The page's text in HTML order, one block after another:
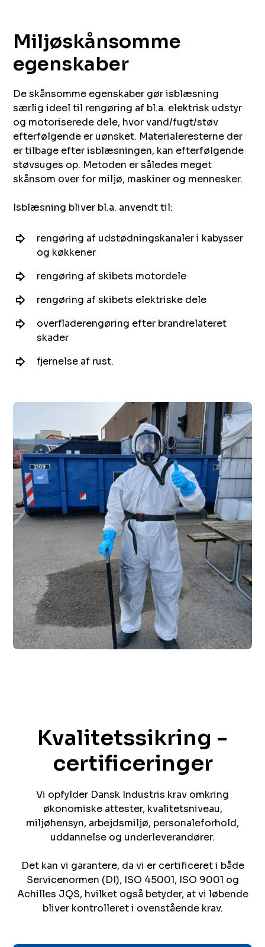
Miljøskånsomme
egenskaber
De skånsomme egenskaber gør isblæsning
særlig ideel til rengøring af bl.a. elektrisk udstyr
og motoriserede dele, hvor vand/fugt/støv
efterfølgende er uønsket. Materialeresterne der
er tilbage efter isblæsningen, kan efterfølgende
støvsuges op. Metoden er således meget
skånsom over for miljø, maskiner og mennesker.
Isblæsning bliver bl.a. anvendt til:
rengøring af udstødningskanaler i kabysser
og køkkener
rengøring af skibets motordele
rengøring af skibets elektriske dele
overfladerengøring efter brandrelateret
skader
fjernelse af rust.​​​‌ ‍ ​‍​‍‌‍ ‌ ​‍‌‍‍‌‌‍‌ ‌‍‍‌‌‍ ‍​‍​‍​ ‍‍​‍​‍‌ ​ ‌‍​‌‌‍ ‍‌‍‍‌‌ ‌​‌ ‍‌​‍ ‍‌‍‍‌‌‍ ​‍​‍​‍ ​​‍​‍‌‍‍​‌ ​‍‌‍‌‌‌‍‌‍​‍​‍​ ‍‍​‍​‍​‍ ‌ ​ ‌ ‌​‌ ‌‌‌‍‌​‌‍‍‌‌‍ ​‍ ‌‍‍‌‌‍ ‍‌ ‌​‌‍‌‌‌‍ ‍‌ ‌​​‍ ‌‍‌‌‌‍‌​‌‍‍‌‌ ‌​​‍ ‌‍ ‌‌‍ ‌‍‌​‌‍‌‌​ ‌‌ ​​‌ ​‍‌‍‌‌‌ ​ ‌‍‌‌‌‍ ‍‌ ‌​‌‍​‌‌ ‌​‌‍‍‌‌‍ ‌‍ ‍​ ‍ ‌‍‍‌‌‍‌​​ ‌​ ​ ​ ‌‌‌‍​‌‌‍​ ​ ​ ​ ‍‌​ ‍​​ ‍‌​‍ ‌​ ​ ‌‍​‌​ ‍​​ ​ ​‍ ‌​ ‌​​ ​‍‌‍​‌​ ‌‌​‍ ‌‌‍​‍‌‍​ ‌‍‌‍​ ‌ ​‍ ‌​ ‌ ‌‍‌​‌‍‌‌‌‍​‌​ ‍‌​ ‍‌​ ‍​‌‍​ ‌‍‌​​ ​ ​ ‌ ​ ‌‍​ ‍ ‌ ‌​‌ ‍‌‌ ​​‌‍‌‌​ ‌‌ ​ ‌‍‍‌‌ ‌​‌‍‌‌‌‌​​‌‍​‌‌‍‌ ‌‍‌‌​ ‍ ‌ ​​‌‍​‌‌ ‌​‌‍‍​​ ‌‌ ​​‌‍​‌‌‍‌ ‌‍‌‌‌​​‍‌ ‌‌‌‍‍‌‌‍ ​‌‍‌​‌‍‌‌‌ ​‍​‍‌‌​ ‌‌‌​​‍‌‌ ‌‍‍ ‌‍‌‌‌ ‍‌​‍‌‌​ ​ ‌​‌​​‍‌‌​ ​ ‌​‌​​‍‌‌​ ​‍​ ​‍​ ‌‍‌‍​ ​ ​‌​ ‌‌​ ‌‌‌‍​ ​ ‌‍​ ​​‌‍​‍​ ​ ​ ‌ ‌‍​‍​‍‌‌​ ​‍​ ​‍​‍‌‌​ ‌‌‌​‌​​‍ ‍‌ ​ ‌ ‌‌‌‍​‍‌ ‌​‌‍‍‌‌ ‌​‌‍ ​‌‍‌‌​ ‌‍​‍‌‍​‌‌ ​ ‌‍‌‌‌‌‌‌‌ ​‍‌‍ ​​ ‌​‍‌‌​ ​‍‌​‌‍‌ ​ ‌ ‌​‌ ‌‌‌‍‌​‌‍‍‌‌‍ ​‍‌‍‌‍‍‌‌‍‌​​ ‌​ ​ ​ ‌‌‌‍​‌‌‍​ ​ ​ ​ ‍‌​ ‍​​ ‍‌​‍ ‌​ ​ ‌‍​‌​ ‍​​ ​ ​‍ ‌​ ‌​​ ​‍‌‍​‌​ ‌‌​‍ ‌‌‍​‍‌‍​ ‌‍‌‍​ ‌ ​‍ ‌​ ‌ ‌‍‌​‌‍‌‌‌‍​‌​ ‍‌​ ‍‌​ ‍​‌‍​ ‌‍‌​​ ​ ​ ‌ ​ ‌‍​‍‌‍‌ ‌​‌ ‍‌‌ ​​‌‍‌‌​ ‌‌ ​ ‌‍‍‌‌ ‌​‌‍‌‌‌‌​​‌‍​‌‌‍‌ ‌‍‌‌​‍‌‍‌ ​​‌‍​‌‌ ‌​‌‍‍​​ ‌‌ ​​‌‍​‌‌‍‌ ‌‍‌‌‌​​‍‌ ‌‌‌‍‍‌‌‍ ​‌‍‌​‌‍‌‌‌ ​‍​‍‌‌​ ‌‌‌​​‍‌‌ ‌‍‍ ‌‍‌‌‌ ‍‌​‍‌‌​ ​ ‌​‌​​‍‌‌​ ​ ‌​‌​​‍‌‌​ ​‍​ ​‍​ ‌‍‌‍​ ​ ​‌​ ‌‌​ ‌‌‌‍​ ​ ‌‍​ ​​‌‍​‍​ ​ ​ ‌ ‌‍​‍​‍‌‌​ ​‍​ ​‍​‍‌‌​ ‌‌‌​‌​​‍ ‍‌ ​ ‌ ‌‌‌‍​‍‌ ‌​‌‍‍‌‌ ‌​‌‍ ​‌‍‌‌​‍‌‍‌ ​​‌‍‌‌‌ ​‍‌ ​ ‌ ​​‌‍‌‌‌‍​ ‌ ‌​‌‍‍‌‌ ‌‍‌‍‌‌​ ‌‌ ​​‌ ‌‌‌‍​‍‌‍ ​‌‍‍‌‌ ​ ‌‍‍​‌‍‌‌‌‍‌​​‍​‍‌ ‌
Kvalitetssikring -
certificeringer​​​​‌ ‍ ​‍​‍‌‍ ‌ ​‍‌‍‍‌‌‍‌ ‌‍‍‌‌‍ ‍​‍​‍​ ‍‍​‍​‍‌ ​ ‌‍​‌‌‍ ‍‌‍‍‌‌ ‌​‌ ‍‌​‍ ‍‌‍‍‌‌‍ ​‍​‍​‍ ​​‍​‍‌‍‍​‌ ​‍‌‍‌‌‌‍‌‍​‍​‍​ ‍‍​‍​‍​‍ ‌ ​ ‌ ‌​‌ ‌‌‌‍‌​‌‍‍‌‌‍ ​‍ ‌‍‍‌‌‍ ‍‌ ‌​‌‍‌‌‌‍ ‍‌ ‌​​‍ ‌‍‌‌‌‍‌​‌‍‍‌‌ ‌​​‍ ‌‍ ‌‌‍ ‌‍‌​‌‍‌‌​ ‌‌ ​​‌ ​‍‌‍‌‌‌ ​ ‌‍‌‌‌‍ ‍‌ ‌​‌‍​‌‌ ‌​‌‍‍‌‌‍ ‌‍ ‍​ ‍ ‌‍‍‌‌‍‌​​ ‌​ ​ ​ ‌‌‌‍​‌‌‍​ ​ ​ ​ ‍‌​ ‍​​ ‍‌​‍ ‌​ ​ ‌‍​‌​ ‍​​ ​ ​‍ ‌​ ‌​​ ​‍‌‍​‌​ ‌‌​‍ ‌‌‍​‍‌‍​ ‌‍‌‍​ ‌ ​‍ ‌​ ‌ ‌‍‌​‌‍‌‌‌‍​‌​ ‍‌​ ‍‌​ ‍​‌‍​ ‌‍‌​​ ​ ​ ‌ ​ ‌‍​ ‍ ‌ ‌​‌ ‍‌‌ ​​‌‍‌‌​ ‌‌ ​ ‌‍‍‌‌ ‌​‌‍‌‌‌‌​​‌‍​‌‌‍‌ ‌‍‌‌​ ‍ ‌ ​​‌‍​‌‌ ‌​‌‍‍​​ ‌‌ ​​‌‍​‌‌‍‌ ‌‍‌‌‌​​‍‌ ‌‌‌‍‍‌‌‍ ​‌‍‌​‌‍‌‌‌ ​‍​‍‌‌​ ‌‌‌​​‍‌‌ ‌‍‍ ‌‍‌‌‌ ‍‌​‍‌‌​ ​ ‌​‌​​‍‌‌​ ​ ‌​‌​​‍‌‌​ ​‍​ ​‍‌‍‌‍​ ​‍​ ​‍‌‍​‍​ ‍​​ ‌‌​ ‌​​ ‌‌​ ​‌‌‍‌‍‌‍‌​​ ‌​​‍‌‌​ ​‍​ ​‍​‍‌‌​ ‌‌‌​‌​​‍ ‍‌‍​ ‌‍ ‌‍ ‍‌ ‌​‌‍‌‌‌‍ ‍‌ ‌​​‍‌‌​ ‌‌‌​​‍‌‌ ‌‍‍ ‌‍‌‌‌ ‍‌​‍‌‌​ ​ ‌​‌​​‍‌‌​ ​ ‌​‌​​‍‌‌​ ​‍​ ​‍​ ‌​​ ​ ‌‍‌‍‌‍‌‌‌‍‌‌​ ‌​​ ‌​​ ‌‌​ ​​​ ​ ​ ‌‌‌‍‌​​‍‌‌​ ​‍​ ​‍​‍‌‌​ ‌‌‌​‌​​‍ ‍‌‍​ ‌‍‍​‌‍‍‌‌‍ ​‌‍‌​‌ ​‍‌‍‌‌‌‍ ‍​‍‌‌​ ‌‌‌​​‍‌‌ ‌‍‍ ‌‍‌‌‌ ‍‌​‍‌‌​ ​ ‌​‌​​‍‌‌​ ​ ‌​‌​​‍‌‌​ ​‍​ ​‍​ ‌‍​ ​​‌‍‌‌​ ‌​‌‍​‍​ ‌​​ ​‌‌‍‌‌​ ‍​​ ‌ ​ ​‌​ ‌ ​‍‌‌​ ​‍​ ​‍​‍‌‌​ ‌‌‌​‌​​‍ ‍‌ ‌​‌‍‌‌‌ ‍​‌ ‌​​ ‌‍​‍‌‍​‌‌ ​ ‌‍‌‌‌‌‌‌‌ ​‍‌‍ ​​ ‌​‍‌‌​ ​‍‌​‌‍‌ ​ ‌ ‌​‌ ‌‌‌‍‌​‌‍‍‌‌‍ ​‍‌‍‌‍‍‌‌‍‌​​ ‌​ ​ ​ ‌‌‌‍​‌‌‍​ ​ ​ ​ ‍‌​ ‍​​ ‍‌​‍ ‌​ ​ ‌‍​‌​ ‍​​ ​ ​‍ ‌​ ‌​​ ​‍‌‍​‌​ ‌‌​‍ ‌‌‍​‍‌‍​ ‌‍‌‍​ ‌ ​‍ ‌​ ‌ ‌‍‌​‌‍‌‌‌‍​‌​ ‍‌​ ‍‌​ ‍​‌‍​ ‌‍‌​​ ​ ​ ‌ ​ ‌‍​‍‌‍‌ ‌​‌ ‍‌‌ ​​‌‍‌‌​ ‌‌ ​ ‌‍‍‌‌ ‌​‌‍‌‌‌‌​​‌‍​‌‌‍‌ ‌‍‌‌​‍‌‍‌ ​​‌‍​‌‌ ‌​‌‍‍​​ ‌‌ ​​‌‍​‌‌‍‌ ‌‍‌‌‌​​‍‌ ‌‌‌‍‍‌‌‍ ​‌‍‌​‌‍‌‌‌ ​‍​‍‌‌​ ‌‌‌​​‍‌‌ ‌‍‍ ‌‍‌‌‌ ‍‌​‍‌‌​ ​ ‌​‌​​‍‌‌​ ​ ‌​‌​​‍‌‌​ ​‍​ ​‍‌‍‌‍​ ​‍​ ​‍‌‍​‍​ ‍​​ ‌‌​ ‌​​ ‌‌​ ​‌‌‍‌‍‌‍‌​​ ‌​​‍‌‌​ ​‍​ ​‍​‍‌‌​ ‌‌‌​‌​​‍ ‍‌‍​ ‌‍ ‌‍ ‍‌ ‌​‌‍‌‌‌‍ ‍‌ ‌​​‍‌‌​ ‌‌‌​​‍‌‌ ‌‍‍ ‌‍‌‌‌ ‍‌​‍‌‌​ ​ ‌​‌​​‍‌‌​ ​ ‌​‌​​‍‌‌​ ​‍​ ​‍​ ‌​​ ​ ‌‍‌‍‌‍‌‌‌‍‌‌​ ‌​​ ‌​​ ‌‌​ ​​​ ​ ​ ‌‌‌‍‌​​‍‌‌​ ​‍​ ​‍​‍‌‌​ ‌‌‌​‌​​‍ ‍‌‍​ ‌‍‍​‌‍‍‌‌‍ ​‌‍‌​‌ ​‍‌‍‌‌‌‍ ‍​‍‌‌​ ‌‌‌​​‍‌‌ ‌‍‍ ‌‍‌‌‌ ‍‌​‍‌‌​ ​ ‌​‌​​‍‌‌​ ​ ‌​‌​​‍‌‌​ ​‍​ ​‍​ ‌‍​ ​​‌‍‌‌​ ‌​‌‍​‍​ ‌​​ ​‌‌‍‌‌​ ‍​​ ‌ ​ ​‌​ ‌ ​‍‌‌​ ​‍​ ​‍​‍‌‌​ ‌‌‌​‌​​‍ ‍‌ ‌​‌‍‌‌‌ ‍​‌ ‌​​‍‌‍‌ ​​‌‍‌‌‌ ​‍‌ ​ ‌ ​​‌‍‌‌‌‍​ ‌ ‌​‌‍‍‌‌ ‌‍‌‍‌‌​ ‌‌ ​​‌ ‌‌‌‍​‍‌‍ ​‌‍‍‌‌ ​ ‌‍‍​‌‍‌‌‌‍‌​​‍​‍‌ ‌
Vi opfylder Dansk Industris krav omkring
økonomiske attester, kvalitetsniveau,
miljøhensyn, arbejdsmiljø, personaleforhold,
uddannelse og underleverandører.
Det kan vi garantere, da vi er certificeret i både
Servicenormen (DI), ISO 45001, ISO 9001 og
Achilles JQS, hvilket også betyder, at vi løbende
bliver kontrolleret i ovenstående krav.​​​​‌ ‍ ​‍​‍‌‍ ‌ ​‍‌‍‍‌‌‍‌ ‌‍‍‌‌‍ ‍​‍​‍​ ‍‍​‍​‍‌ ​ ‌‍​‌‌‍ ‍‌‍‍‌‌ ‌​‌ ‍‌​‍ ‍‌‍‍‌‌‍ ​‍​‍​‍ ​​‍​‍‌‍‍​‌ ​‍‌‍‌‌‌‍‌‍​‍​‍​ ‍‍​‍​‍​‍ ‌ ​ ‌ ‌​‌ ‌‌‌‍‌​‌‍‍‌‌‍ ​‍ ‌‍‍‌‌‍ ‍‌ ‌​‌‍‌‌‌‍ ‍‌ ‌​​‍ ‌‍‌‌‌‍‌​‌‍‍‌‌ ‌​​‍ ‌‍ ‌‌‍ ‌‍‌​‌‍‌‌​ ‌‌ ​​‌ ​‍‌‍‌‌‌ ​ ‌‍‌‌‌‍ ‍‌ ‌​‌‍​‌‌ ‌​‌‍‍‌‌‍ ‌‍ ‍​ ‍ ‌‍‍‌‌‍‌​​ ‌​ ​ ​ ‌‌‌‍​‌‌‍​ ​ ​ ​ ‍‌​ ‍​​ ‍‌​‍ ‌​ ​ ‌‍​‌​ ‍​​ ​ ​‍ ‌​ ‌​​ ​‍‌‍​‌​ ‌‌​‍ ‌‌‍​‍‌‍​ ‌‍‌‍​ ‌ ​‍ ‌​ ‌ ‌‍‌​‌‍‌‌‌‍​‌​ ‍‌​ ‍‌​ ‍​‌‍​ ‌‍‌​​ ​ ​ ‌ ​ ‌‍​ ‍ ‌ ‌​‌ ‍‌‌ ​​‌‍‌‌​ ‌‌ ​ ‌‍‍‌‌ ‌​‌‍‌‌‌‌​​‌‍​‌‌‍‌ ‌‍‌‌​ ‍ ‌ ​​‌‍​‌‌ ‌​‌‍‍​​ ‌‌ ​​‌‍​‌‌‍‌ ‌‍‌‌‌​​‍‌ ‌‌‌‍‍‌‌‍ ​‌‍‌​‌‍‌‌‌ ​‍​‍‌‌​ ‌‌‌​​‍‌‌ ‌‍‍ ‌‍‌‌‌ ‍‌​‍‌‌​ ​ ‌​‌​​‍‌‌​ ​ ‌​‌​​‍‌‌​ ​‍​ ​‍‌‍‌‍​ ​‍​ ​‍‌‍​‍​ ‍​​ ‌‌​ ‌​​ ‌‌​ ​‌‌‍‌‍‌‍‌​​ ‌​​‍‌‌​ ​‍​ ​‍​‍‌‌​ ‌‌‌​‌​​‍ ‍‌‍​ ‌‍ ‌‍ ‍‌ ‌​‌‍‌‌‌‍ ‍‌ ‌​​‍‌‌​ ‌‌‌​​‍‌‌ ‌‍‍ ‌‍‌‌‌ ‍‌​‍‌‌​ ​ ‌​‌​​‍‌‌​ ​ ‌​‌​​‍‌‌​ ​‍​ ​‍​ ‌​‌‍‌‍​ ‍‌​ ‍​​ ‌ ‌‍​‌​ ‌‍‌‍​ ​ ‌‍​ ​‍​ ‍​​ ​‌​‍‌‌​ ​‍​ ​‍​‍‌‌​ ‌‌‌​‌​​‍ ‍‌‍​ ‌‍‍​‌‍‍‌‌‍ ​‌‍‌​‌ ​‍‌‍‌‌‌‍ ‍​‍‌‌​ ‌‌‌​​‍‌‌ ‌‍‍ ‌‍‌‌‌ ‍‌​‍‌‌​ ​ ‌​‌​​‍‌‌​ ​ ‌​‌​​‍‌‌​ ​‍​ ​‍​ ​‍​ ‌‌​ ‍​​ ‍‌​ ‌​​ ‌‍​ ‍​‌‍‌​‌‍​‍‌‍‌‍​ ​‌​ ‍​​‍‌‌​ ​‍​ ​‍​‍‌‌​ ‌‌‌​‌​​‍ ‍‌ ‌​‌‍‌‌‌ ‍​‌ ‌​​ ‌‍​‍‌‍​‌‌ ​ ‌‍‌‌‌‌‌‌‌ ​‍‌‍ ​​ ‌​‍‌‌​ ​‍‌​‌‍‌ ​ ‌ ‌​‌ ‌‌‌‍‌​‌‍‍‌‌‍ ​‍‌‍‌‍‍‌‌‍‌​​ ‌​ ​ ​ ‌‌‌‍​‌‌‍​ ​ ​ ​ ‍‌​ ‍​​ ‍‌​‍ ‌​ ​ ‌‍​‌​ ‍​​ ​ ​‍ ‌​ ‌​​ ​‍‌‍​‌​ ‌‌​‍ ‌‌‍​‍‌‍​ ‌‍‌‍​ ‌ ​‍ ‌​ ‌ ‌‍‌​‌‍‌‌‌‍​‌​ ‍‌​ ‍‌​ ‍​‌‍​ ‌‍‌​​ ​ ​ ‌ ​ ‌‍​‍‌‍‌ ‌​‌ ‍‌‌ ​​‌‍‌‌​ ‌‌ ​ ‌‍‍‌‌ ‌​‌‍‌‌‌‌​​‌‍​‌‌‍‌ ‌‍‌‌​‍‌‍‌ ​​‌‍​‌‌ ‌​‌‍‍​​ ‌‌ ​​‌‍​‌‌‍‌ ‌‍‌‌‌​​‍‌ ‌‌‌‍‍‌‌‍ ​‌‍‌​‌‍‌‌‌ ​‍​‍‌‌​ ‌‌‌​​‍‌‌ ‌‍‍ ‌‍‌‌‌ ‍‌​‍‌‌​ ​ ‌​‌​​‍‌‌​ ​ ‌​‌​​‍‌‌​ ​‍​ ​‍‌‍‌‍​ ​‍​ ​‍‌‍​‍​ ‍​​ ‌‌​ ‌​​ ‌‌​ ​‌‌‍‌‍‌‍‌​​ ‌​​‍‌‌​ ​‍​ ​‍​‍‌‌​ ‌‌‌​‌​​‍ ‍‌‍​ ‌‍ ‌‍ ‍‌ ‌​‌‍‌‌‌‍ ‍‌ ‌​​‍‌‌​ ‌‌‌​​‍‌‌ ‌‍‍ ‌‍‌‌‌ ‍‌​‍‌‌​ ​ ‌​‌​​‍‌‌​ ​ ‌​‌​​‍‌‌​ ​‍​ ​‍​ ‌​‌‍‌‍​ ‍‌​ ‍​​ ‌ ‌‍​‌​ ‌‍‌‍​ ​ ‌‍​ ​‍​ ‍​​ ​‌​‍‌‌​ ​‍​ ​‍​‍‌‌​ ‌‌‌​‌​​‍ ‍‌‍​ ‌‍‍​‌‍‍‌‌‍ ​‌‍‌​‌ ​‍‌‍‌‌‌‍ ‍​‍‌‌​ ‌‌‌​​‍‌‌ ‌‍‍ ‌‍‌‌‌ ‍‌​‍‌‌​ ​ ‌​‌​​‍‌‌​ ​ ‌​‌​​‍‌‌​ ​‍​ ​‍​ ​‍​ ‌‌​ ‍​​ ‍‌​ ‌​​ ‌‍​ ‍​‌‍‌​‌‍​‍‌‍‌‍​ ​‌​ ‍​​‍‌‌​ ​‍​ ​‍​‍‌‌​ ‌‌‌​‌​​‍ ‍‌ ‌​‌‍‌‌‌ ‍​‌ ‌​​‍‌‍‌ ​​‌‍‌‌‌ ​‍‌ ​ ‌ ​​‌‍‌‌‌‍​ ‌ ‌​‌‍‍‌‌ ‌‍‌‍‌‌​ ‌‌ ​​‌ ‌‌‌‍​‍‌‍ ​‌‍‍‌‌ ​ ‌‍‍​‌‍‌‌‌‍‌​​‍​‍‌ ‌